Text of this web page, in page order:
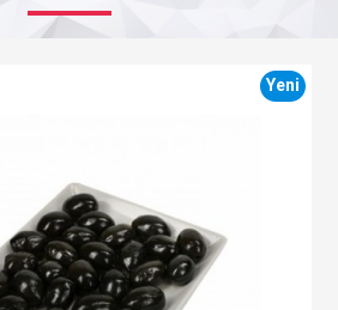
Yeni